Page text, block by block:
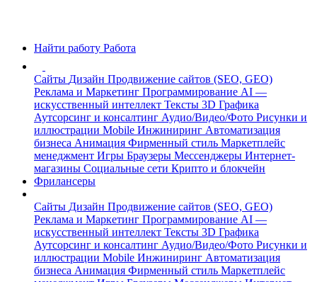
Найти работу Работа
Сайты Дизайн Продвижение сайтов (SEO, GEO)
Реклама и Маркетинг Программирование AI —
искусственный интеллект Тексты 3D Графика
Аутсорсинг и консалтинг Аудио/Видео/Фото Рисунки и
иллюстрации Mobile Инжиниринг Автоматизация
бизнеса Анимация Фирменный стиль Маркетплейс
менеджмент Игры Браузеры Мессенджеры Интернет-
магазины Социальные сети Крипто и блокчейн
Фрилансеры
Сайты Дизайн Продвижение сайтов (SEO, GEO)
Реклама и Маркетинг Программирование AI —
искусственный интеллект Тексты 3D Графика
Аутсорсинг и консалтинг Аудио/Видео/Фото Рисунки и
иллюстрации Mobile Инжиниринг Автоматизация
бизнеса Анимация Фирменный стиль Маркетплейс